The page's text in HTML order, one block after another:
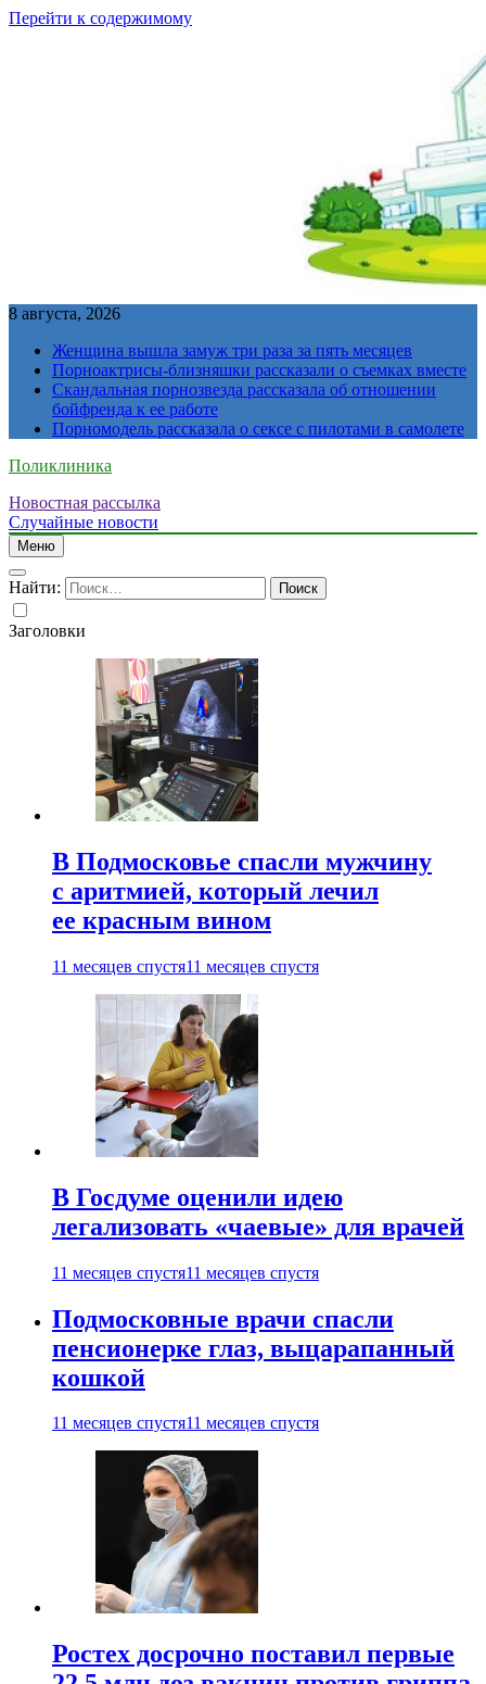
Перейти к содержимому
8 августа, 2026
Женщина вышла замуж три раза за пять месяцев
Порноактрисы-близняшки рассказали о съемках вместе
Скандальная порнозвезда рассказала об отношении
бойфренда к ее работе
Порномодель рассказала о сексе с пилотами в самолете
Поликлиника
Новостная рассылка
Случайные новости
Меню
Найти:
Заголовки
В Подмосковье спасли мужчину
с аритмией, который лечил
ее красным вином
11 месяцев спустя11 месяцев спустя
В Госдуме оценили идею
легализовать «чаевые» для врачей
11 месяцев спустя11 месяцев спустя
Подмосковные врачи спасли
пенсионерке глаз, выцарапанный
кошкой
11 месяцев спустя11 месяцев спустя
Ростех досрочно поставил первые